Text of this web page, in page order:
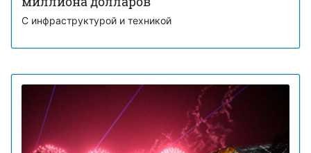
С инфраструктурой и техникой